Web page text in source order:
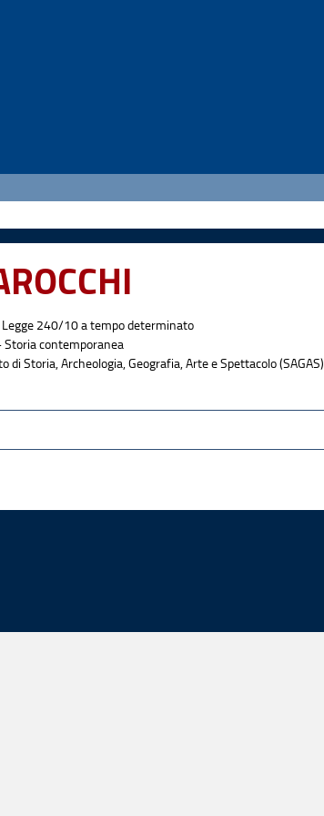
Legge 240/10 a tempo determinato
Storia contemporanea
di Storia, Archeologia, Geografia, Arte e Spettacolo (SAGAS)